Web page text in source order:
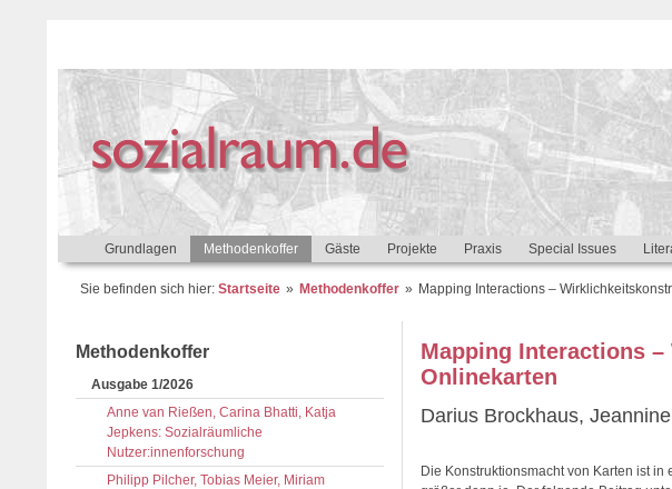
Grundlagen Methodenkoffer Gäste Projekte Praxis Special Issues
Sie befinden sich hier: Startseite Methodenkoffer Mapping Interactions –
Mapping Interactions
Onlinekarten
Darius Brockhaus,
Die Konstruktionsmacht von Karten ist
Methodenkoffer
Ausgabe 1/2026
Anne van Rießen, Carina Bhatti, Katja
Jepkens: Sozialräumliche
Nutzer:innenforschung
Philipp Pilcher, Tobias Meier, Miriam